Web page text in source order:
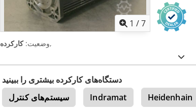
1 /7
وضعیت:کارکرده ,
دستگاه‌های کارکرده بیشتری را ببینید
سیستم‌های کنترل
Indramat Heidenhain